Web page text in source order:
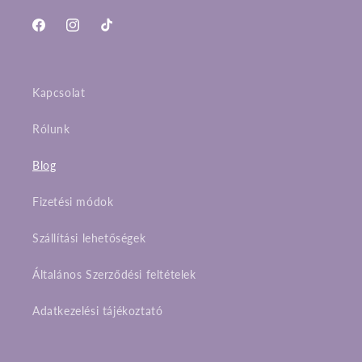
FacebookInstagramTikTok
Kapcsolat
Rólunk
Blog
Fizetési módok
Szállítási lehetőségek
Általános Szerződési feltételek
Adatkezelési tájékoztató